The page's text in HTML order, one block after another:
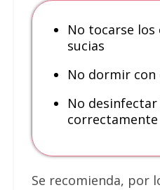
No tocarse los
sucias
No dormir
No
correctamente
Se recomienda, por